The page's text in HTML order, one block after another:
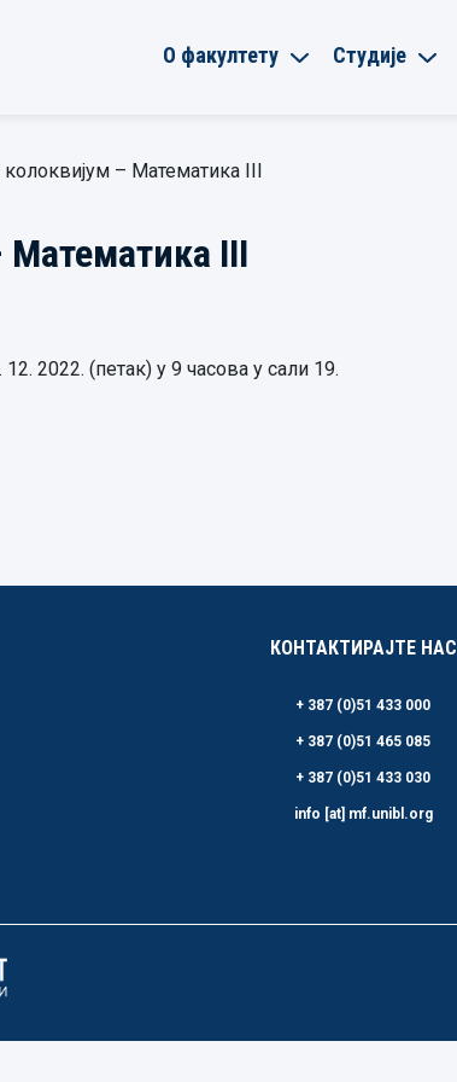
О факултету Студије
– Математика III
Математика III
2022. (петак) у 9 часова у сали 19.
КОНТАКТИРАЈТЕ НАС
+ 387 (0)51 433 000
+ 387 (0)51 465 085
+ 387 (0)51 433 030
info [at] mf.unibl.org